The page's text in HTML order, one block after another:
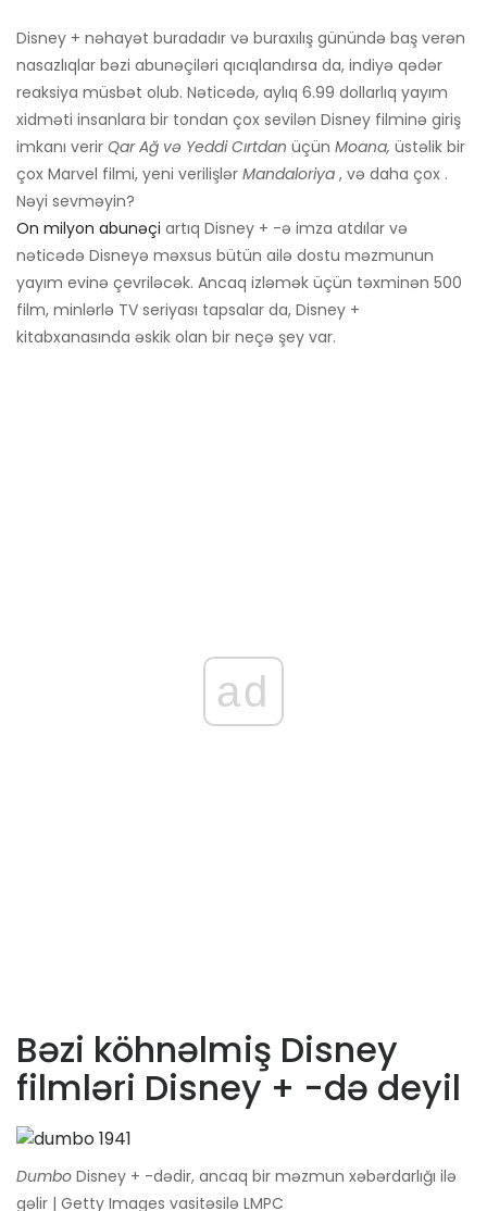
Disney + nəhayət buradadır və buraxılış günündə baş verən
nasazlıqlar bəzi abunəçiləri qıcıqlandırsa da, indiyə qədər
reaksiya müsbət olub. Nəticədə, aylıq 6.99 dollarlıq yayım
xidməti insanlara bir tondan çox sevilən Disney filminə giriş
imkanı verir Qar Ağ və Yeddi Cırtdan üçün Moana, üstəlik bir
çox Marvel filmi, yeni verilişlər Mandaloriya , və daha çox .
Nəyi sevməyin?
On milyon abunəçi artıq Disney + -ə imza atdılar və
nəticədə Disneyə məxsus bütün ailə dostu məzmunun
yayım evinə çevriləcək. Ancaq izləmək üçün təxminən 500
film, minlərlə TV seriyası tapsalar da, Disney +
kitabxanasında əskik olan bir neçə şey var.
ad
Bəzi köhnəlmiş Disney
filmləri Disney + -də deyil
Dumbo Disney + -dədir, ancaq bir məzmun xəbərdarlığı ilə
gəlir | Getty Images vasitəsilə LMPC